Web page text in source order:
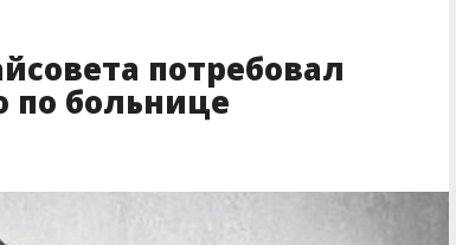
потребовал
по больнице